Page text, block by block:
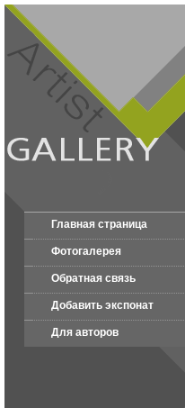
Главная страница
Фотогалерея
Обратная связь
Добавить экспонат
Для авторов